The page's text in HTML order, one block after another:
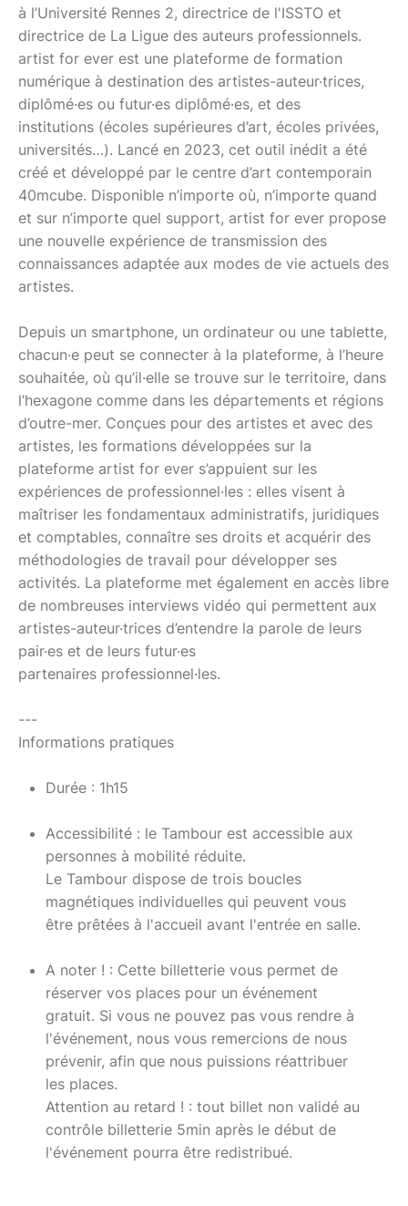
à l’Université Rennes 2, directrice de l'ISSTO et
directrice de La Ligue des auteurs professionnels.
artist for ever est une plateforme de formation
numérique à destination des artistes-auteur·trices,
diplômé·es ou futur·es diplômé·es, et des
institutions (écoles supérieures d’art, écoles privées,
universités…). Lancé en 2023, cet outil inédit a été
créé et développé par le centre d’art contemporain
40mcube. Disponible n’importe où, n’importe quand
et sur n’importe quel support, artist for ever propose
une nouvelle expérience de transmission des
connaissances adaptée aux modes de vie actuels des
artistes.
Depuis un smartphone, un ordinateur ou une tablette,
chacun·e peut se connecter à la plateforme, à l’heure
souhaitée, où qu’il·elle se trouve sur le territoire, dans
l’hexagone comme dans les départements et régions
d’outre-mer. Conçues pour des artistes et avec des
artistes, les formations développées sur la
plateforme artist for ever s’appuient sur les
expériences de professionnel·les : elles visent à
maîtriser les fondamentaux administratifs, juridiques
et comptables, connaître ses droits et acquérir des
méthodologies de travail pour développer ses
activités. La plateforme met également en accès libre
de nombreuses interviews vidéo qui permettent aux
artistes-auteur·trices d’entendre la parole de leurs
pair·es et de leurs futur·es
partenaires professionnel·les.
---
Informations pratiques
Durée : 1h15
Accessibilité : le Tambour est accessible aux
personnes à mobilité réduite.
Le Tambour dispose de trois boucles
magnétiques individuelles qui peuvent vous
être prêtées à l'accueil avant l'entrée en salle.
A noter ! : Cette billetterie vous permet de
réserver vos places pour un événement
gratuit. Si vous ne pouvez pas vous rendre à
l'événement, nous vous remercions de nous
prévenir, afin que nous puissions réattribuer
les places.
Attention au retard ! : tout billet non validé au
contrôle billetterie 5min après le début de
l'événement pourra être redistribué.